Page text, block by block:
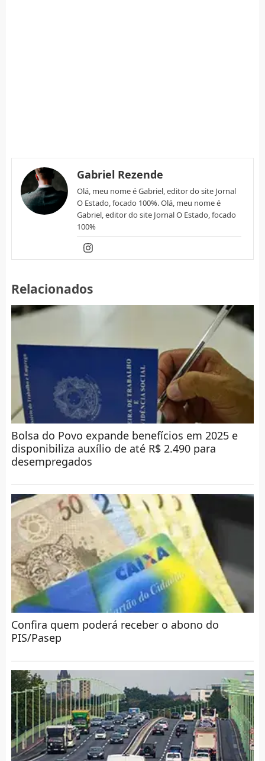
Gabriel Rezende
Olá, meu nome é Gabriel, editor do site Jornal
O Estado, focado 100%. Olá, meu nome é
Gabriel, editor do site Jornal O Estado, focado
100%
Relacionados
Bolsa do Povo expande benefícios em 2025 e
disponibiliza auxílio de até R$ 2.490 para
desempregados
Confira quem poderá receber o abono do
PIS/Pasep